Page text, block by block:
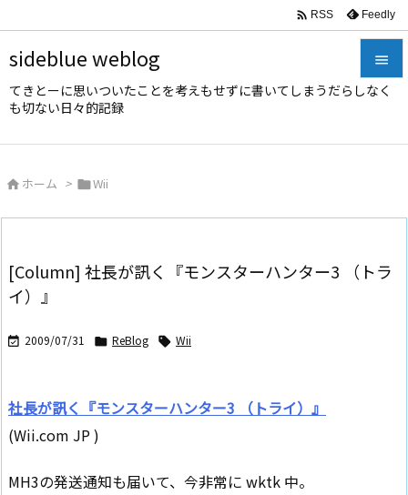
sideblue weblog
てきとーに思いついたことを考えもせずに書いてしまうだらしなく
も切ない日々的記録



 RSS Feedly
 ホーム > Wii
[Column] 社長が訊く『モンスターハンター3 （トラ
イ）』
 2009/07/31  ReBlog  Wii
社長が訊く『モンスターハンター3 （トライ）』
(Wii.com JP )
MH3の発送通知も届いて、今非常に wktk 中。